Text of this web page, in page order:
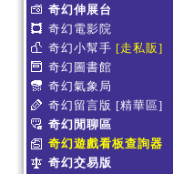
奇幻伸展台
奇幻電影院
奇幻小幫手 [走私販]
奇幻圖書館
奇幻氣象局
奇幻留言版 [精華區]
奇幻閒聊區
奇幻遊戲看板查詢器
奇幻交易版